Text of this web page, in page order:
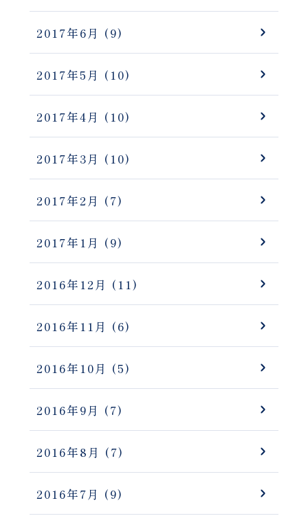
2017年6月 (9)
2017年5月 (10)
2017年4月 (10)
2017年3月 (10)
2017年2月 (7)
2017年1月 (9)
2016年12月 (11)
2016年11月 (6)
2016年10月 (5)
2016年9月 (7)
2016年8月 (7)
2016年7月 (9)